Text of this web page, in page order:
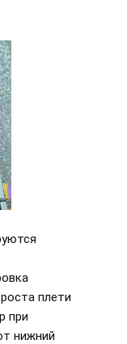
плети
при
нижний